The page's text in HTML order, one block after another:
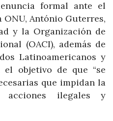
formal ante el
António Guterres,
y la Organización de
(OACI), además de
Latinoamericanos y
el objetivo de que “se
que impidan la
acciones ilegales y